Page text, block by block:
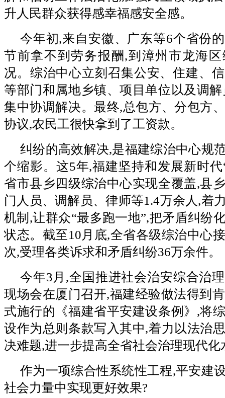
升人民群众获得感幸福感安全感。
今年初,来自安徽、广东等6个省份
节前拿不到劳务报酬,到漳州市龙海
况。综治中心立刻召集公安、住建、
等部门和属地乡镇、项目单位以及调
集中协调解决。最终,总包方、分包方
协议,农民工很快拿到了工资款。
纠纷的高效解决,是福建综治中心规
个缩影。这5年,福建坚持和发展新时代
省市县乡四级综治中心实现全覆盖,县
门人员、调解员、律师等1.4万余人,着
机制,让群众“最多跑一地”,把矛盾纠纷
状态。截至10月底,全省各级综治中心
次,受理各类诉求和矛盾纠纷36万余件。
今年3月,全国推进社会治安综合治
现场会在厦门召开,福建经验做法得到
式施行的《福建省平安建设条例》,将
设作为总则条款写入其中,着力以法治
决难题,进一步提高全省社会治理现代化
作为一项综合性系统性工程,平安建
社会力量中实现更好效果?